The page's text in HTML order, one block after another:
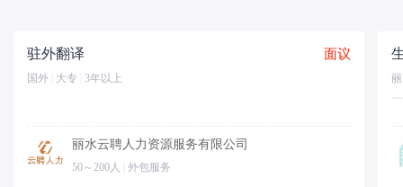
驻外翻译 面议
国外 大专 3年以上
丽水云聘人力资源服务有限公司
50～200人 外包服务